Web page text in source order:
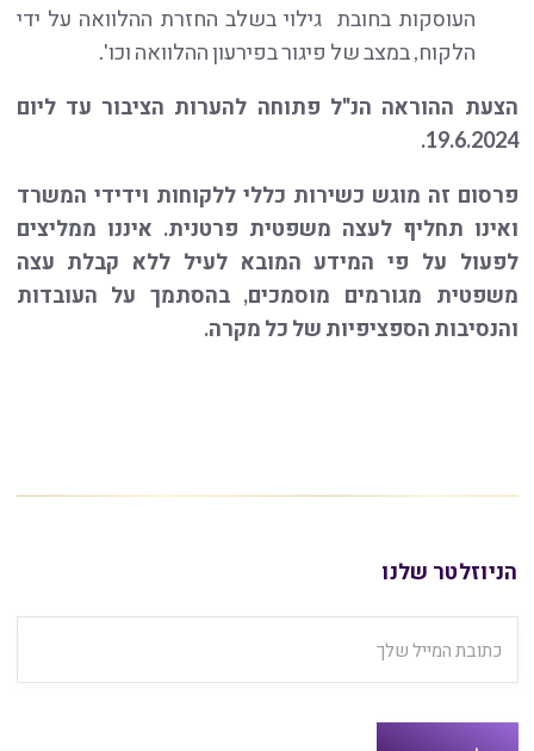
העוסקות בחובת גילוי בשלב החזרת ההלוואה על ידי
הלקוח, במצב של פיגור בפירעון ההלוואה וכו'.
הצעת ההוראה הנ"ל פתוחה להערות הציבור עד ליום
19.6.2024.
פרסום זה מוגש כשירות כללי ללקוחות וידידי המשרד
ואינו תחליף לעצה משפטית פרטנית. איננו ממליצים
לפעול על פי המידע המובא לעיל ללא קבלת עצה
משפטית מגורמים מוסמכים, בהסתמך על העובדות
והנסיבות הספציפיות של כל מקרה.
הניוזלטר שלנו